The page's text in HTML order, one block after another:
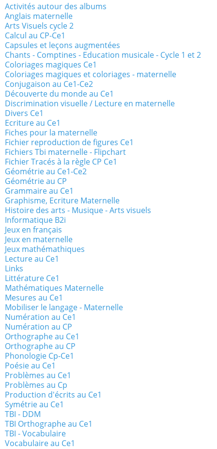
Activités autour des albums
Anglais maternelle
Arts Visuels cycle 2
Calcul au CP-Ce1
Capsules et leçons augmentées
Chants - Comptines - Education musicale - Cycle 1 et 2
Coloriages magiques Ce1
Coloriages magiques et coloriages - maternelle
Conjugaison au Ce1-Ce2
Découverte du monde au Ce1
Discrimination visuelle / Lecture en maternelle
Divers Ce1
Ecriture au Ce1
Fiches pour la maternelle
Fichier reproduction de figures Ce1
Fichiers Tbi maternelle - Flipchart
Fichier Tracés à la règle CP Ce1
Géométrie au Ce1-Ce2
Géométrie au CP
Grammaire au Ce1
Graphisme, Ecriture Maternelle
Histoire des arts - Musique - Arts visuels
Informatique B2i
Jeux en français
Jeux en maternelle
Jeux mathémathiques
Lecture au Ce1
Links
Littérature Ce1
Mathématiques Maternelle
Mesures au Ce1
Mobiliser le langage - Maternelle
Numération au Ce1
Numération au CP
Orthographe au Ce1
Orthographe au CP
Phonologie Cp-Ce1
Poésie au Ce1
Problèmes au Ce1
Problèmes au Cp
Production d'écrits au Ce1
Symétrie au Ce1
TBI - DDM
TBI Orthographe au Ce1
TBI - Vocabulaire
Vocabulaire au Ce1